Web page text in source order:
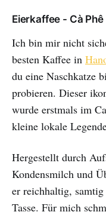
can enjoy during
Eierkaffee - Cà
Ich bin mir nicht
besten Kaffee in
du eine Naschkatze
probieren. Dieser
wurde erstmals im
kleine lokale
Hergestellt durch
Kondensmilch und
er reichhaltig,
Tasse. Für mich